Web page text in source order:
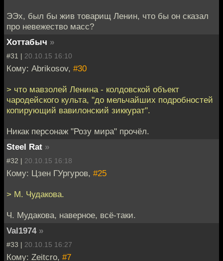
ЭЭх, был бы жив товарищ Ленин, что бы он сказал
про невежество масс?
Хоттабыч »
#31 | 20.10.15 16:10
Кому: Abrikosov, #30
> что мавзолей Ленина - колдовской объект
чародейского культа, "до мельчайших подробностей
копирующий вавилонский зиккурат".
Никак персонаж "Розу мира" прочёл.
Steel Rat »
#32 | 20.10.15 16:18
Кому: Цзен ГУргуров, #25
> М. Чудакова.
Ч. Мудакова, наверное, всё-таки.
Val1974 »
#33 | 20.10.15 16:27
Кому: Zeitcro, #7